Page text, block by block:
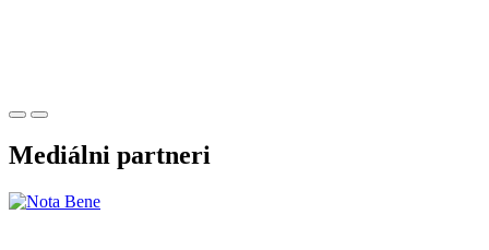
Mediálni partneri